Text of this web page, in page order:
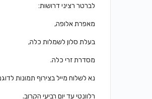
לברטר רציני דרושות:
מאפרת אלופה,
בעלת סלון לשמלות כלה,
מסדרת זרי כלה.
נא לשלוח מייל בצירוף תמונות
רלוונטי עד יום רביעי הקרוב.